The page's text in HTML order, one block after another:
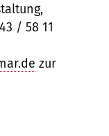
/ 58 11
zur